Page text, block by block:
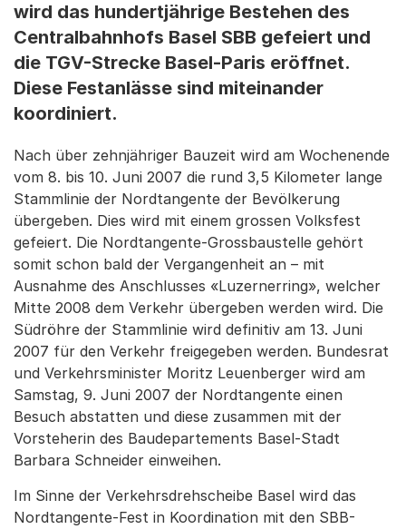
wird das hundertjährige Bestehen des
Centralbahnhofs Basel SBB gefeiert und
die TGV-Strecke Basel-Paris eröffnet.
Diese Festanlässe sind miteinander
koordiniert.
Nach über zehnjähriger Bauzeit wird am Wochenende
vom 8. bis 10. Juni 2007 die rund 3,5 Kilometer lange
Stammlinie der Nordtangente der Bevölkerung
übergeben. Dies wird mit einem grossen Volksfest
gefeiert. Die Nordtangente-Grossbaustelle gehört
somit schon bald der Vergangenheit an – mit
Ausnahme des Anschlusses «Luzernerring», welcher
Mitte 2008 dem Verkehr übergeben werden wird. Die
Südröhre der Stammlinie wird definitiv am 13. Juni
2007 für den Verkehr freigegeben werden. Bundesrat
und Verkehrsminister Moritz Leuenberger wird am
Samstag, 9. Juni 2007 der Nordtangente einen
Besuch abstatten und diese zusammen mit der
Vorsteherin des Baudepartements Basel-Stadt
Barbara Schneider einweihen.
Im Sinne der Verkehrsdrehscheibe Basel wird das
Nordtangente-Fest in Koordination mit den SBB-